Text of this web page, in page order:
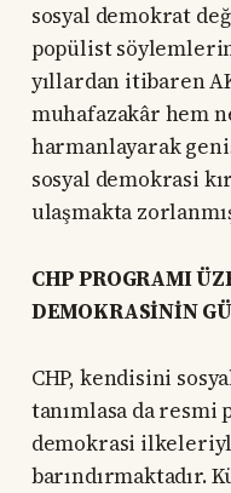
sosyal demokrat
popülist
yıllardan itibaren
muhafazakâr hem
harmanlayarak
sosyal demokrasi
ulaşmakta
CHP PROGRAMI
DEMOKRASİNİN
CHP, kendisini
tanımlasa da resmi
demokrasi
barındırmaktadır.